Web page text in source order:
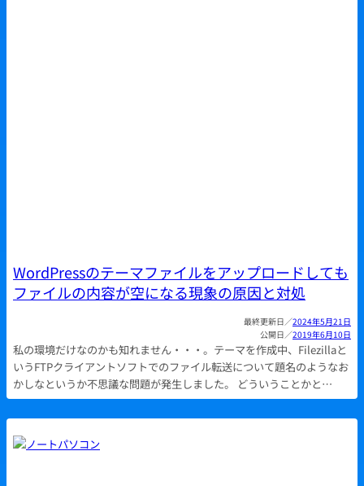
WordPressのテーマファイルをアップロードしても
ファイルの内容が空になる現象の原因と対処
2024年5月21日
2019年6月10日
私の環境だけなのかも知れません・・・。テーマを作成中、Filezillaと
いうFTPクライアントソフトでのファイル転送について題名のようなお
かしなというか不思議な問題が発生しました。 どういうことかと…